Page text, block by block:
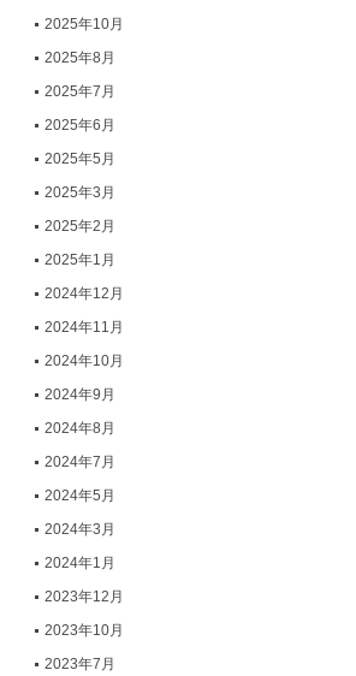
2025年10月
2025年8月
2025年7月
2025年6月
2025年5月
2025年3月
2025年2月
2025年1月
2024年12月
2024年11月
2024年10月
2024年9月
2024年8月
2024年7月
2024年5月
2024年3月
2024年1月
2023年12月
2023年10月
2023年7月